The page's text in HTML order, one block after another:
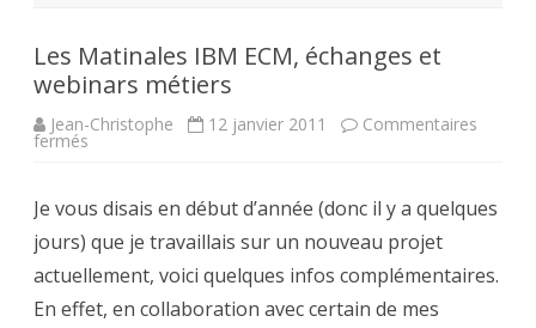
Les Matinales IBM ECM, échanges et
webinars métiers
Jean-Christophe 12 janvier 2011 Commentaires
fermés
ECM,
échanges
et
webinars
métiers
Je vous disais en début d’année (donc il y a quelques
jours) que je travaillais sur un nouveau projet
actuellement, voici quelques infos complémentaires.
En effet, en collaboration avec certain de mes